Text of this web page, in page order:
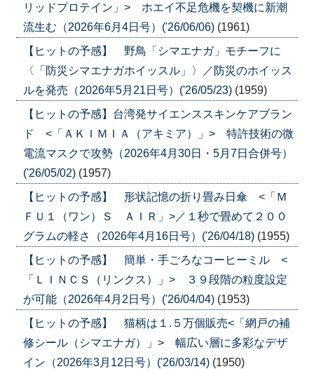
リッドプロテイン」> ホエイ不足危機を契機に新潮
流生む（2026年6月4日号）('26/06/06) (1961)
【ヒットの予感】 野鳥「シマエナガ」モチーフに
〈「防災シマエナガホイッスル」〉／防災のホイッス
ルを発売（2026年5月21日号）('26/05/23) (1959)
【ヒットの予感】台湾発サイエンススキンケアブラン
ド <「ＡＫＩＭＩＡ（アキミア）」> 特許技術の微
電流マスクで攻勢（2026年4月30日・5月7日合併号）
('26/05/02) (1957)
【ヒットの予感】 形状記憶の折り畳み日傘 <「Ｍ
ＦＵ１（ワン）Ｓ ＡＩＲ」>／１秒で畳めて２００
グラムの軽さ（2026年4月16日号）('26/04/18) (1955)
【ヒットの予感】 簡単・手ごろなコーヒーミル <
「ＬＩＮＣＳ（リンクス）」> ３９段階の粒度設定
が可能（2026年4月2日号）('26/04/04) (1953)
【ヒットの予感】 猫柄は１.５万個販売<「網戸の補
修シール（シマエナガ）」> 幅広い層に多彩なデザ
イン（2026年3月12日号）('26/03/14) (1950)